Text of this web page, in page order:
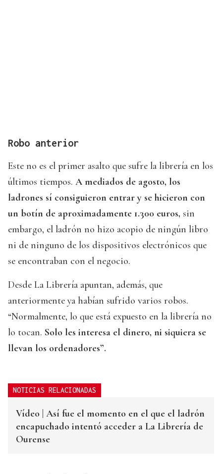
Robo anterior
Este no es el primer asalto que sufre la librería en los
últimos tiempos. A mediados de agosto, los
ladrones sí consiguieron entrar y se hicieron con
un botín de aproximadamente 1.300 euros, sin
embargo, el ladrón no hizo acopio de ningún libro
ni de ninguno de los dispositivos electrónicos que
se encontraban con el negocio.
Desde La Librería apuntan, además, que
anteriormente ya habían sufrido varios robos.
“Normalmente, lo que está expuesto en la librería no
lo tocan. Solo les interesa el dinero, ni siquiera se
llevan los ordenadores”.
NOTICIAS RELACIONADAS
Vídeo | Así fue el momento en el que el ladrón
encapuchado intentó acceder a La Librería de
Ourense